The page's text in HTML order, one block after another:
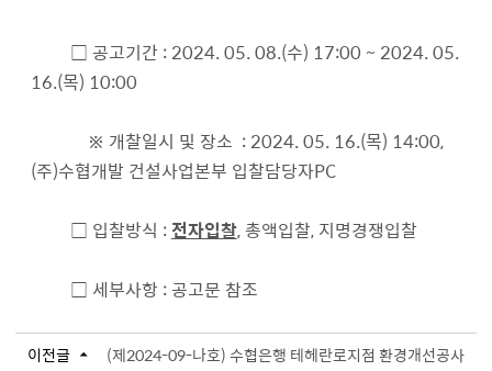
□ 공고기간 : 2024. 05. 08.(수) 17:00 ~ 2024. 05.
16.(목) 10:00
※ 개찰일시 및 장소 : 2024. 05. 16.(목) 14:00,
(주)수협개발 건설사업본부 입찰담당자PC
□ 입찰방식 : 전자입찰, 총액입찰, 지명경쟁입찰
□ 세부사항 : 공고문 참조
이전글
(제2024-09-나호) 수협은행 테헤란로지점 환경개선공사